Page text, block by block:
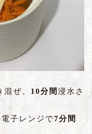
ぜ、 10分間 浸水さ
電子レンジで7分間